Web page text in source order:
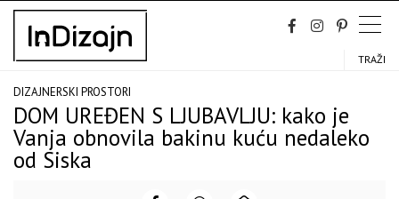
Skip
content
TRAŽI
DIZAJNERSKI PROSTORI
DOM UREĐEN S LJUBAVLJU: kako je
Vanja obnovila bakinu kuću nedaleko
od Siska